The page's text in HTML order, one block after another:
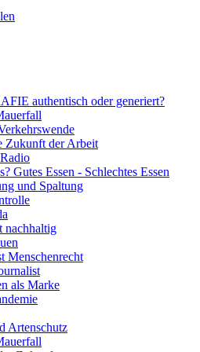
authentisch oder generiert?
Zukunft der Arbeit
Gutes Essen - Schlechtes Essen
und Spaltung
nachhaltig
Menschenrecht
als Marke
Artenschutz